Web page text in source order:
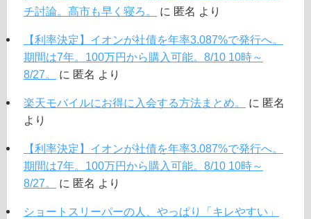
チ討論。高市も早く寝ろ。
に 匿名 より
【利率決定】イオンが社債を年率3.087%で発行へ。
期間は7年。100万円から購入可能。8/10 10時～
8/27。
に 匿名 より
楽天モバイルにお得に入会する方法まとめ。 に 匿名
より
【利率決定】イオンが社債を年率3.087%で発行へ。
期間は7年。100万円から購入可能。8/10 10時～
8/27。
に 匿名 より
ショートスリーパーの人、やっぱり「キレやすい」